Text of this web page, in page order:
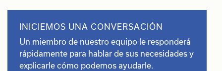
INICIEMOS UNA CONVERSACIÓN
Un miembro de nuestro equipo le responderá
rápidamente para hablar de sus necesidades y
explicarle cómo podemos ayudarle.